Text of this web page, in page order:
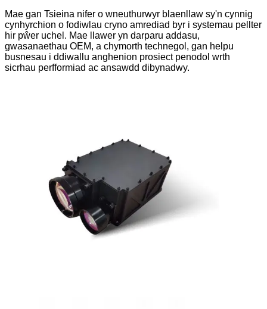
Mae gan Tsieina nifer o wneuthurwyr blaenllaw sy'n cynnig
cynhyrchion o fodiwlau cryno amrediad byr i systemau pellter
hir pŵer uchel. Mae llawer yn darparu addasu,
gwasanaethau OEM, a chymorth technegol, gan helpu
busnesau i ddiwallu anghenion prosiect penodol wrth
sicrhau perfformiad ac ansawdd dibynadwy.